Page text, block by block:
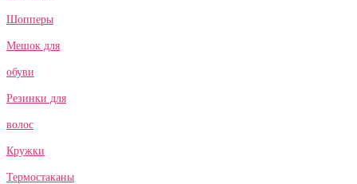
Шопперы
Мешок для
обуви
Резинки для
волос
Кружки
Термостаканы